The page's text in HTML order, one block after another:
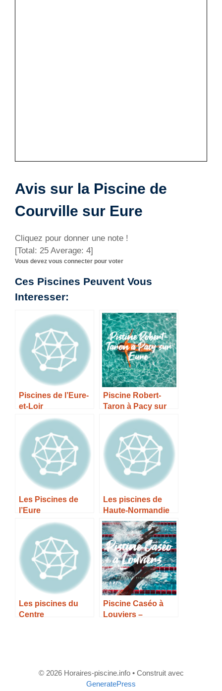
Avis sur la Piscine de
Courville sur Eure
Cliquez pour donner une note !
[Total: 25 Average: 4]
Vous devez vous connecter pour voter
Ces Piscines Peuvent Vous
Interesser:
Piscines de l’Eure-
et-Loir
Piscine Robert-
Taron à Pacy sur
Eure – Horaires,
Tarifs et Infos –
Les Piscines de
l’Eure
Les piscines de
Haute-Normandie
Les piscines du
Centre
Piscine Caséo à
Louviers –
© 2026 Horaires-piscine.info• Construit avec
GeneratePress